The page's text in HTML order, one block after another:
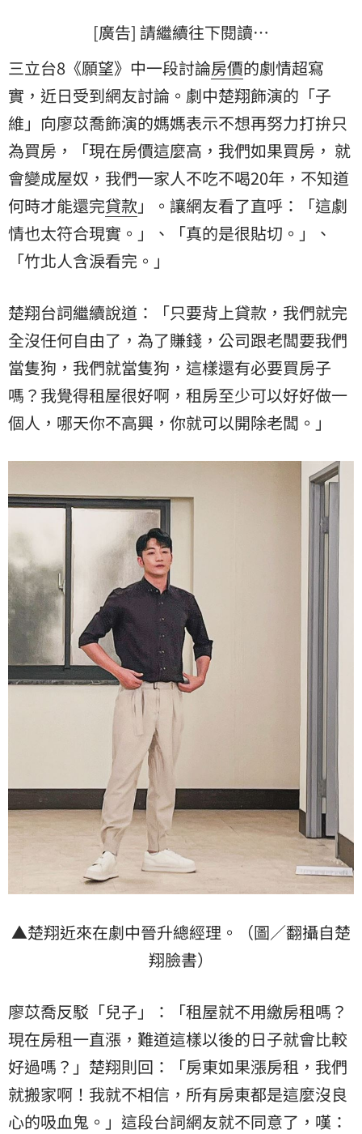
[廣告] 請繼續往下閱讀…
三立台8《願望》中一段討論房價的劇情超寫
實，近日受到網友討論。劇中楚翔飾演的「子
維」向廖苡喬飾演的媽媽表示不想再努力打拚只
為買房，「現在房價這麼高，我們如果買房， 就
會變成屋奴，我們一家人不吃不喝20年，不知道
何時才能還完貸款 」。讓網友看了直呼：「這劇
情也太符合現實。」、「真的是很貼切。」、
「竹北人含淚看完。」
楚翔台詞繼續說道：「只要背上貸款，我們就完
全沒任何自由了，為了賺錢，公司跟老闆要我們
當隻狗，我們就當隻狗，這樣還有必要買房子
嗎？我覺得租屋很好啊，租房至少可以好好做一
個人，哪天你不高興，你就可以開除老闆。」
▲楚翔近來在劇中晉升總經理。（圖／翻攝自楚
翔臉書）
廖苡喬反駁「兒子」：「租屋就不用繳房租嗎？
現在房租一直漲，難道這樣以後的日子就會比較
好過嗎？」楚翔則回：「房東如果漲房租，我們
就搬家啊！我就不相信，所有房東都是這麼沒良
心的吸血鬼。」這段台詞網友就不同意了，嘆：